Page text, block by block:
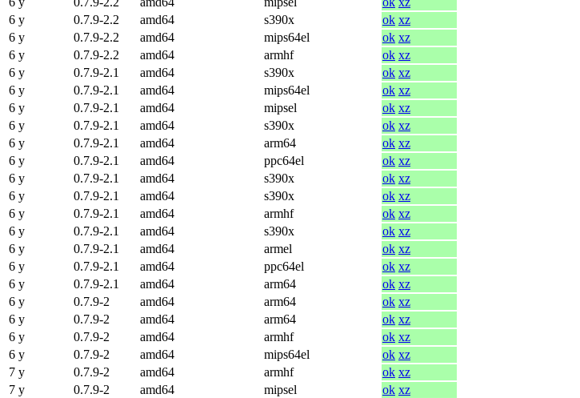
6 y
0.7.9-2.2 amd64 s390x ok xz
6 y
0.7.9-2.2 amd64 mips64el ok xz
6 y
0.7.9-2.2 amd64 armhf ok xz
6 y
0.7.9-2.1 amd64 s390x ok xz
6 y
0.7.9-2.1 amd64 mips64el ok xz
6 y
0.7.9-2.1 amd64 mipsel ok xz
6 y
0.7.9-2.1 amd64 s390x ok xz
6 y
0.7.9-2.1 amd64 arm64 ok xz
6 y
0.7.9-2.1 amd64 ppc64el ok xz
6 y
0.7.9-2.1 amd64 s390x ok xz
6 y
0.7.9-2.1 amd64 s390x ok xz
6 y
0.7.9-2.1 amd64 armhf ok xz
6 y
0.7.9-2.1 amd64 s390x ok xz
6 y
0.7.9-2.1 amd64 armel ok xz
6 y
0.7.9-2.1 amd64 ppc64el ok xz
6 y
0.7.9-2.1 amd64 arm64 ok xz
6 y
0.7.9-2 amd64 arm64 ok xz
6 y
0.7.9-2 amd64 arm64 ok xz
6 y
0.7.9-2 amd64 armhf ok xz
6 y
0.7.9-2 amd64 mips64el ok xz
7 y
0.7.9-2 amd64 armhf ok xz
7 y
0.7.9-2 amd64 mipsel ok xz